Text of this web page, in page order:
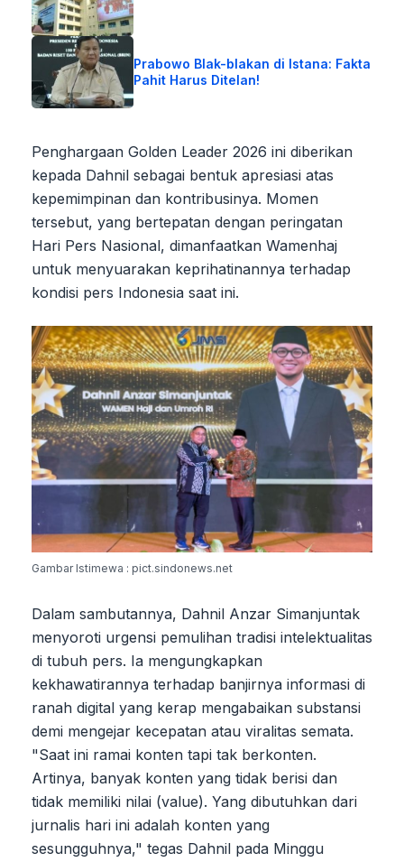
Prabowo Blak-blakan di Istana: Fakta
Pahit Harus Ditelan!
Penghargaan Golden Leader 2026 ini diberikan
kepada Dahnil sebagai bentuk apresiasi atas
kepemimpinan dan kontribusinya. Momen
tersebut, yang bertepatan dengan peringatan
Hari Pers Nasional, dimanfaatkan Wamenhaj
untuk menyuarakan keprihatinannya terhadap
kondisi pers Indonesia saat ini.
Gambar Istimewa : pict.sindonews.net
Dalam sambutannya, Dahnil Anzar Simanjuntak
menyoroti urgensi pemulihan tradisi intelektualitas
di tubuh pers. Ia mengungkapkan
kekhawatirannya terhadap banjirnya informasi di
ranah digital yang kerap mengabaikan substansi
demi mengejar kecepatan atau viralitas semata.
"Saat ini ramai konten tapi tak berkonten.
Artinya, banyak konten yang tidak berisi dan
tidak memiliki nilai (value). Yang dibutuhkan dari
jurnalis hari ini adalah konten yang
sesungguhnya," tegas Dahnil pada Minggu